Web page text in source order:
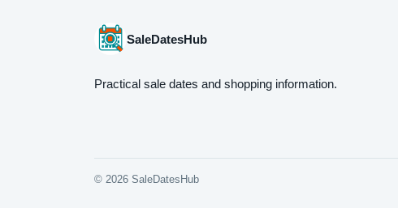
SaleDatesHub
Practical sale dates and shopping information.
© 2026 SaleDatesHub